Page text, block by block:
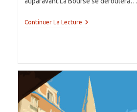
Continuer La LectureProchaine
2026